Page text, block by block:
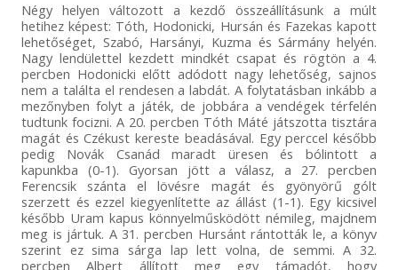
Négy helyen változott a kezdő összeállításunk a múlt
hetihez képest: Tóth, Hodonicki, Hursán és Fazekas kapott
lehetőséget, Szabó, Harsányi, Kuzma és Sármány helyén.
Nagy lendülettel kezdett mindkét csapat és rögtön a 4.
percben Hodonicki előtt adódott nagy lehetőség, sajnos
nem a találta el rendesen a labdát. A folytatásban inkább a
mezőnyben folyt a játék, de jobbára a vendégek térfelén
tudtunk focizni. A 20. percben Tóth Máté játszotta tisztára
magát és Czékust kereste beadásával. Egy perccel később
pedig Novák Csanád maradt üresen és bólintott a
kapunkba (0-1). Gyorsan jött a válasz, a 27. percben
Ferencsik szánta el lövésre magát és gyönyörű gólt
szerzett és ezzel kiegyenlítette az állást (1-1). Egy kicsivel
később Uram kapus könnyelműsködött némileg, majdnem
meg is jártuk. A 31. percben Hursánt rántották le, a könyv
szerint ez sima sárga lap lett volna, de semmi. A 32.
percben Albert állított meg egy támadót, hogy